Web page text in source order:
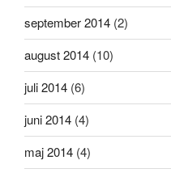
september 2014 (2)
august 2014 (10)
juli 2014 (6)
juni 2014 (4)
maj 2014 (4)